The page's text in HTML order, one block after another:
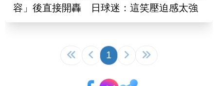
容」後直接開轟 日球迷：這笑壓迫感太強
1